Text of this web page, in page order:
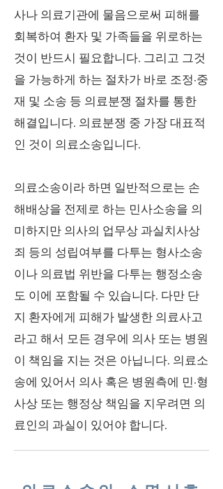
사나 의료기관에 물음으로써 피해를
회복하여 환자 및 가족들을 위로하는
것이 반드시 필요합니다. 그리고 그것
을 가능하게 하는 절차가 바로 조정·중
재 및 소송 등 의료분쟁 절차를 통한
해결입니다. 의료분쟁 중 가장 대표적
인 것이 의료소송입니다.
의료소송이라 하면 일반적으로는 손
해배상을 전제로 하는 민사소송을 의
미하지만 의사의 업무상 과실치사상
죄 등의 성립여부를 다투는 형사소송
이나 의료법 위반을 다투는 행정소송
도 이에 포함될 수 있습니다. 다만 단
지 환자에게 피해가 발생한 의료사고
라고 해서 모든 경우에 의사 또는 병원
이 책임을 지는 것은 아닙니다. 의료소
송에 있어서 의사 혹은 병원측에 민·형
사상 또는 행정상 책임을 지우려면 의
료인의 과실이 있어야 합니다.